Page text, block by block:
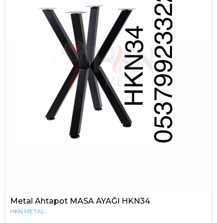
Metal Ahtapot MASA AYAĞI HKN34
HKN METAL